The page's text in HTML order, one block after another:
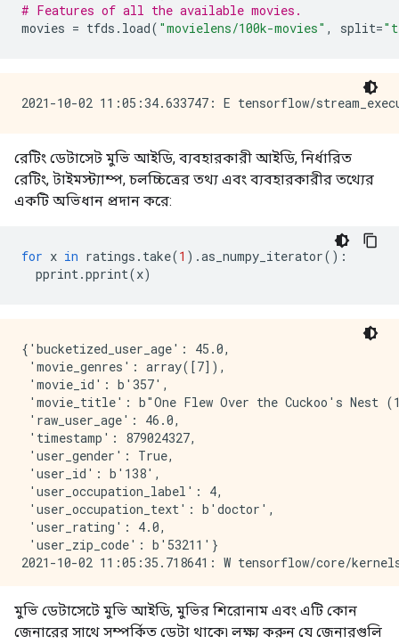
# Features of all the available movies.
movies = tfds . load( "movielens/100k-movies" , split=
রেটিং ডেটাসেট মুভি আইডি, ব্যবহারকারী আইডি, নির্ধারিত
রেটিং, টাইমস্ট্যাম্প, চলচ্চিত্রের তথ্য এবং ব্যবহারকারীর তথ্যের
একটি অভিধান প্রদান করে:
for x in ratings . take(1 ).as_numpy_iterator():
pprint.pprint(x)
{'bucketized_user_age': 45.0,
'movie_genres': array([7]),
'movie_id': b'357',
'movie_title': b"One Flew Over the Cuckoo's Nest
'raw_user_age': 46.0,
'timestamp': 879024327,
'user_gender': True,
'user_id': b'138',
'user_occupation_label': 4,
'user_occupation_text': b'doctor',
'user_rating': 4.0,
'user_zip_code': b'53211'}
মুভি ডেটাসেটে মুভি আইডি, মুভির শিরোনাম এবং এটি কোন
জেনারের সাথে সম্পর্কিত ডেটা থাকে৷ লক্ষ্য করুন যে জেনারগুলি